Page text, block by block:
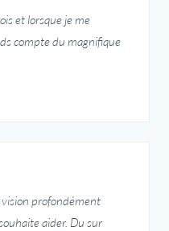
et lorsque je me
compte du magnifique
profondément
aider. Du sur